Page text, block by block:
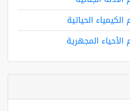
الحياتية
المجهرية